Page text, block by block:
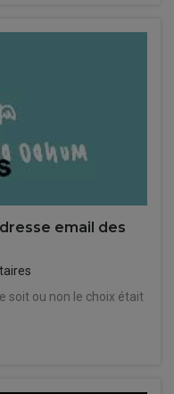
email des
soit ou non le choix était